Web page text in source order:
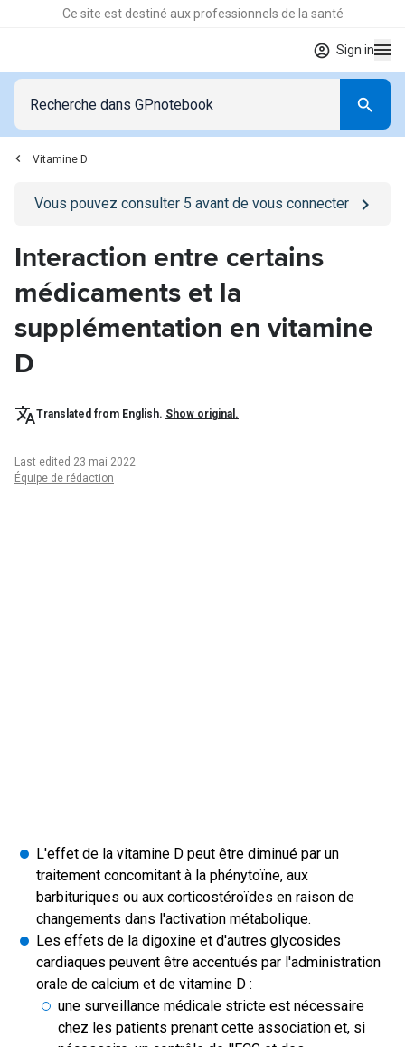
Ce site est destiné aux professionnels de la santé
Sign in
Vitamine D
Go to/se-connecterpage
Vous pouvez consulter 5 avant de vous connecter
Interaction entre certains
médicaments et la
supplémentation en vitamine
D
Translated from English. Show original.
Last edited 23 mai 2022
Équipe de rédaction
L'effet de la vitamine D peut être diminué par un
traitement concomitant à la phénytoïne, aux
barbituriques ou aux corticostéroïdes en raison de
changements dans l'activation métabolique.
Les effets de la digoxine et d'autres glycosides
cardiaques peuvent être accentués par l'administration
orale de calcium et de vitamine D :
une surveillance médicale stricte est nécessaire
chez les patients prenant cette association et, si